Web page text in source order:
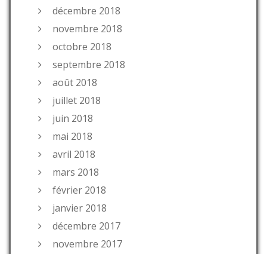
décembre 2018
novembre 2018
octobre 2018
septembre 2018
août 2018
juillet 2018
juin 2018
mai 2018
avril 2018
mars 2018
février 2018
janvier 2018
décembre 2017
novembre 2017